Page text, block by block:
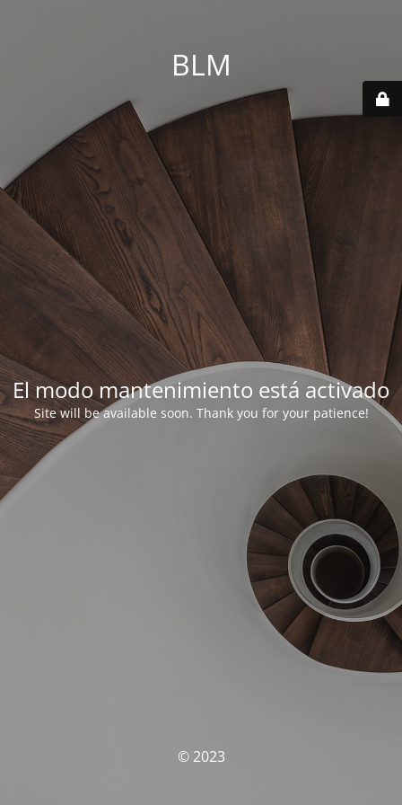
BLM
El modo mantenimiento está activado
Site will be available soon. Thank you for your patience!
© 2023